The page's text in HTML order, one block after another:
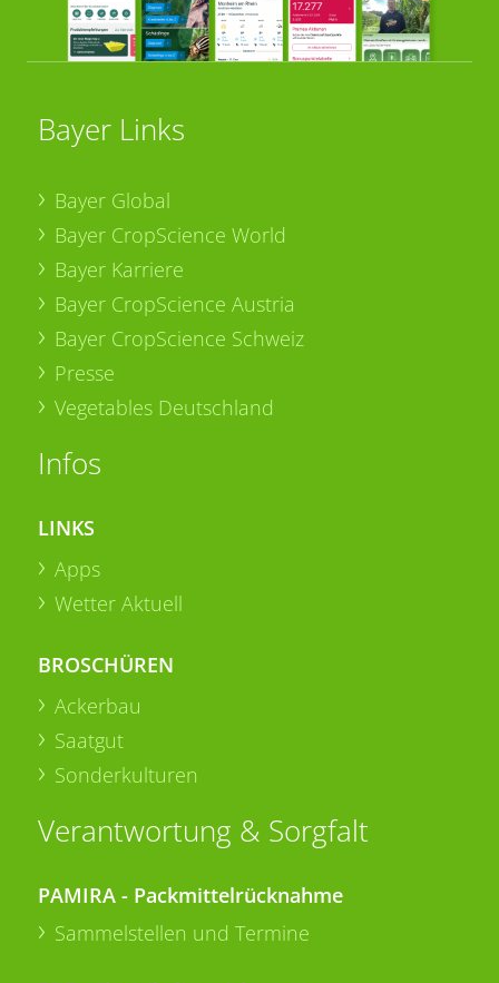
Bayer Links
Bayer Global
Bayer CropScience World
Bayer Karriere
Bayer CropScience Austria
Bayer CropScience Schweiz
Presse
Vegetables Deutschland
Infos
LINKS
Apps
Wetter Aktuell
BROSCHÜREN
Ackerbau
Saatgut
Sonderkulturen
Verantwortung & Sorgfalt
PAMIRA - Packmittelrücknahme
Sammelstellen und Termine